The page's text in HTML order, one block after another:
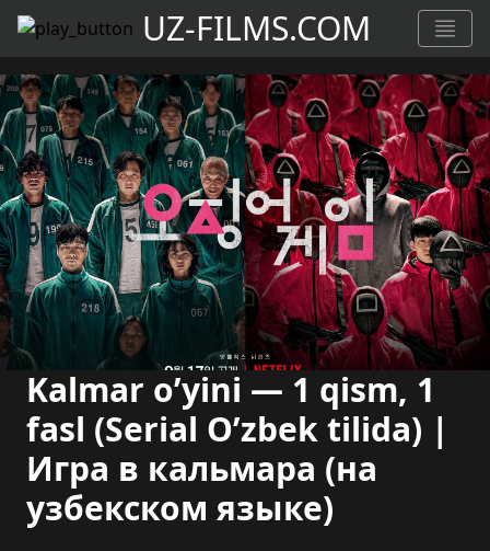
UZ-FILMS.COM
Kalmar o’yini — 1 qism, 1
fasl (Serial O’zbek tilida) |
Игра в кальмара (на
узбекском языке)